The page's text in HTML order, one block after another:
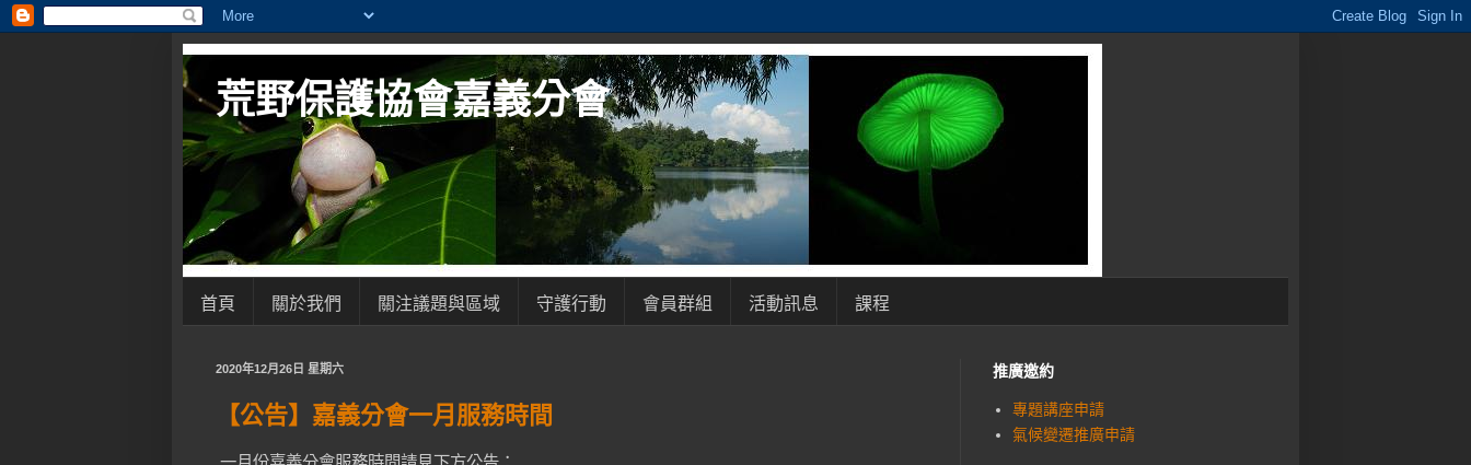
荒野保護協會嘉義分會
首頁 關於我們 關注議題與區域 守護行動 會員群組 活動訊息 課程
2020年12月26日 星期六
【公告】嘉義分會一月服務時間
推廣邀約
專題講座申請
氣候變遷推廣申請